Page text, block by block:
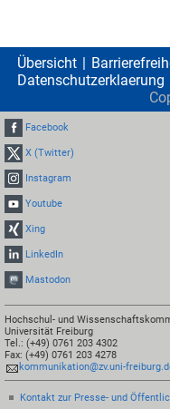
Übersicht
Datenschutzerklaerung
Facebook
X (Twitter)
Instagram
Youtube
Xing
LinkedIn
Mastodon
Hochschul- und
Universität Freiburg
Tel.: (+49) 0761 203 4302
Fax: (+49) 0761 203 4278
kommunikation@zv.uni-
Kontakt zur Presse- und